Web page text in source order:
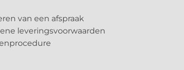
van een afspraak
leveringsvoorwaarden